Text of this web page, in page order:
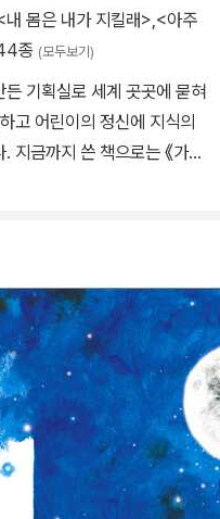
내 몸은 내가 지킬래>,<아주
종 (모두보기)
기획실로 세계 곳곳에 묻혀
고 어린이의 정신에 지식의
지금까지 쓴 책으로는 《가마